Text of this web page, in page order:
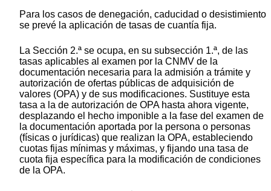
Para los casos de denegación, caducidad o desistimiento
se prevé la aplicación de tasas de cuantía fija.
La Sección 2.ª se ocupa, en su subsección 1.ª, de las
tasas aplicables al examen por la CNMV de la
documentación necesaria para la admisión a trámite y
autorización de ofertas públicas de adquisición de
valores (OPA) y de sus modificaciones. Sustituye esta
tasa a la de autorización de OPA hasta ahora vigente,
desplazando el hecho imponible a la fase del examen de
la documentación aportada por la persona o personas
(físicas o jurídicas) que realizan la OPA, estableciendo
cuotas fijas mínimas y máximas, y fijando una tasa de
cuota fija específica para la modificación de condiciones
de la OPA.